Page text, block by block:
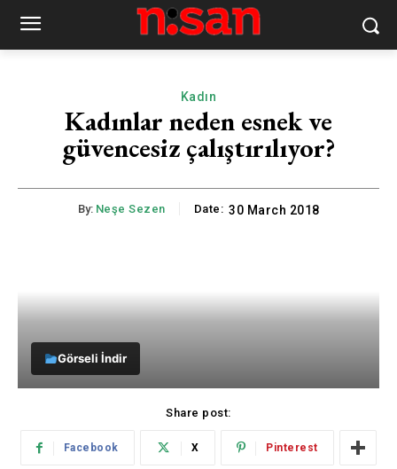
Kadın
Kadınlar neden esnek ve
güvencesiz çalıştırılıyor?
By: Neşe Sezen Date: 30 March 2018
Görseli İndir
Share post:
Facebook X Pinterest